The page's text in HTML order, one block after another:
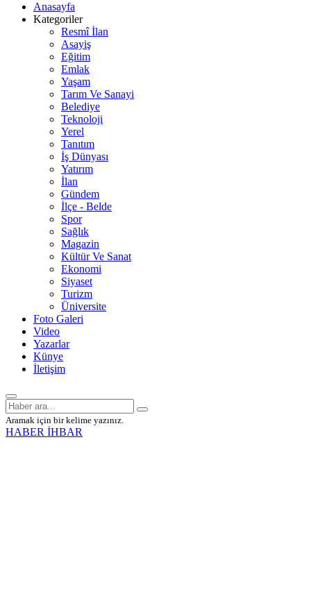
Anasayfa
Kategoriler
Resmî İlan
Asayiş
Eğitim
Emlak
Yaşam
Tarım Ve Sanayi
Belediye
Teknoloji
Yerel
Tanıtım
İş Dünyası
Yatırım
İlan
Gündem
İlçe - Belde
Spor
Sağlık
Magazin
Kültür Ve Sanat
Ekonomi
Siyaset
Turizm
Üniversite
Foto Galeri
Video
Yazarlar
Künye
İletişim
Aramak için bir kelime yazınız.
HABER İHBAR